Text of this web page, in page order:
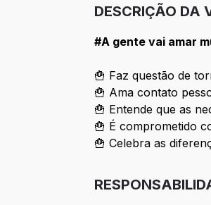
DESCRIÇÃO DA
#A gente vai amar
🍟 Faz questão de
🍟 Ama contato
🍟 Entende que as
🍟 É comprometido
🍟 Celebra as